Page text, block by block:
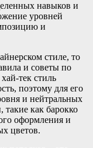
навыков и
уровней
и
стиле, то
и советы по
тек стиль
поэтому для его
и нейтральных
такие как барокко
оформления и
цветов.